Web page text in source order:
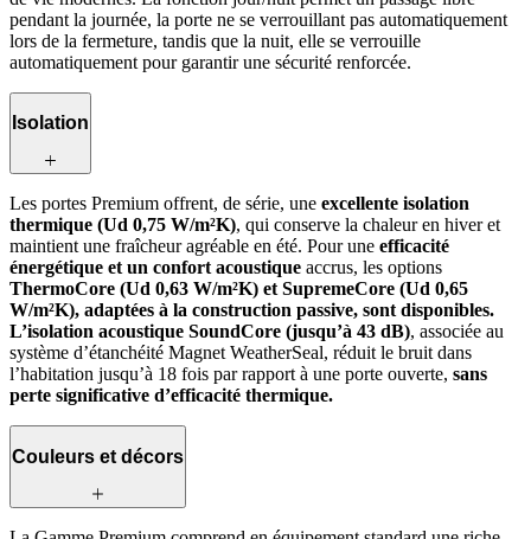
pendant la journée, la porte ne se verrouillant pas automatiquement
lors de la fermeture, tandis que la nuit, elle se verrouille
automatiquement pour garantir une sécurité renforcée.
Isolation
Les portes Premium offrent, de série, une excellente isolation
thermique (Ud 0,75 W/m²K), qui conserve la chaleur en hiver et
maintient une fraîcheur agréable en été. Pour une efficacité
énergétique et un confort acoustique accrus, les options
ThermoCore (Ud 0,63 W/m²K) et SupremeCore (Ud 0,65
W/m²K), adaptées à la construction passive, sont disponibles.
L’isolation acoustique SoundCore (jusqu’à 43 dB), associée au
système d’étanchéité Magnet WeatherSeal, réduit le bruit dans
l’habitation jusqu’à 18 fois par rapport à une porte ouverte, sans
perte significative d’efficacité thermique.
Couleurs et décors